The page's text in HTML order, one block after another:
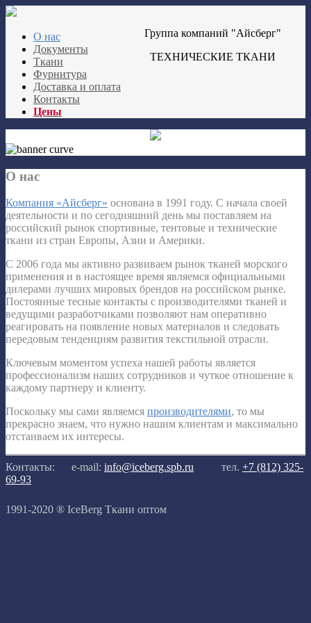
Группа компаний "Айсберг"
ТЕХНИЧЕСКИЕ ТКАНИ
О нас
Документы
Ткани
Фурнитура
Доставка и оплата
Контакты
Цены
О нас
Компания «Айсберг» основана в 1991 году. С начала своей
деятельности и по сегодняшний день мы поставляем на
российский рынок спортивные, тентовые и технические
ткани из стран Европы, Азии и Америки.
С 2006 года мы активно развиваем рынок тканей морского
применения и в настоящее время являемся официальными
дилерами лучших мировых брендов на российском рынке.
Постоянные тесные контакты с производителями тканей и
ведущими разработчиками позволяют нам оперативно
реагировать на появление новых материалов и следовать
передовым тенденциям развития текстильной отрасли.
Ключевым моментом успеха нашей работы является
профессионализм наших сотрудников и чуткое отношение к
каждому партнеру и клиенту.
Поскольку мы сами являемся производителями, то мы
прекрасно знаем, что нужно нашим клиентам и максимально
отстаиваем их интересы.
Контакты: e-mail: info@iceberg.spb.ru тел. +7 (812) 325-
69-93
1991-2020 ® IceBerg Ткани оптом